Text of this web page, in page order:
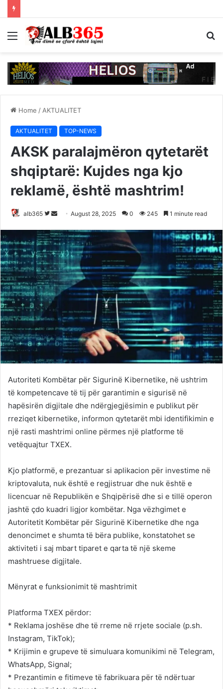
Menu
Home / AKTUALITET
AKTUALITET TOP-NEWS
AKSK paralajmëron qytetarët
shqiptarë: Kujdes nga kjo
reklamë, është mashtrim!
alb365
Follow
Twitter
Send
email
August 28, 2025 0 245 1 minute read
Autoriteti Kombëtar për Sigurinë Kibernetike, në ushtrim
të kompetencave të tij për garantimin e sigurisë në
hapësirën digjitale dhe ndërgjegjësimin e publikut për
rreziqet kibernetike, informon qytetarët mbi identifikimin e
një rasti mashtrimi online përmes një platforme të
vetëquajtur TXEX.
Kjo platformë, e prezantuar si aplikacion për investime në
kriptovaluta, nuk është e regjistruar dhe nuk është e
licencuar në Republikën e Shqipërisë dhe si e tillë operon
jashtë çdo kuadri ligjor kombëtar. Nga vëzhgimet e
Autoritetit Kombëtar për Sigurinë Kibernetike dhe nga
denoncimet e shumta të bëra publike, konstatohet se
aktiviteti i saj mbart tiparet e qarta të një skeme
mashtruese digjitale.
Mënyrat e funksionimit të mashtrimit
Platforma TXEX përdor:
* Reklama joshëse dhe të rreme në rrjete sociale (p.sh.
Instagram, TikTok);
* Krijimin e grupeve të simuluara komunikimi në Telegram,
WhatsApp, Signal;
* Prezantimin e fitimeve të fabrikuara për të ndërtuar